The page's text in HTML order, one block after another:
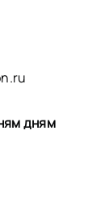
дням